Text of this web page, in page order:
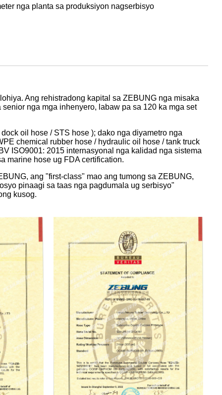
nga planta sa produksiyon nagserbisyo
Ang rehistradong kapital sa ZEBUNG nga misaka
nga mga inhenyero, labaw pa sa 120 ka mga set
oil hose / STS hose ); dako nga diyametro nga
chemical rubber hose / hydraulic oil hose / tank truck
ISO9001: 2015 internasyonal nga kalidad nga sistema
marine hose ug FDA certification.
ang "first-class" mao ang tumong sa ZEBUNG,
pinaagi sa taas nga pagdumala ug serbisyo"
kusog.